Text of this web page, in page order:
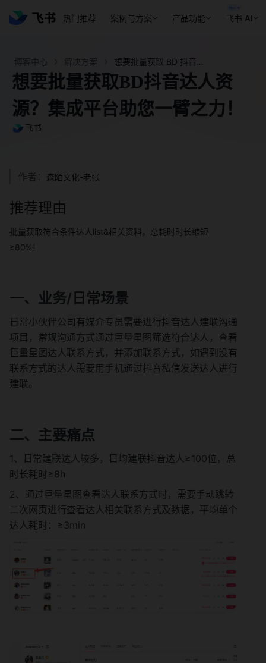
热门推荐 案例与方案 产品功能 飞书 AI
想要批量获取BD抖音达人资
源？集成平台助您一臂之力！
飞书
作者： 森陌文化-老张
推荐理由
批量获取符合条件达人list&相关资料，总耗时时长缩短
≥80%！
一、业务/日常场景
日常小伙伴公司有媒介专员需要进行抖音达人建联沟通
项目，常规沟通方式通过巨量星图筛选符合达人，查看
巨量星图达人联系方式，并添加联系方式，如遇到没有
联系方式的达人需要用手机通过抖音私信发送达人进行
建联。
二、主要痛点
1、日常建联达人较多，日均建联抖音达人≥100位，总
时长耗时≥8h
2、通过巨量星图查看达人联系方式时，需要手动跳转
二次网页进行查看达人相关联系方式及数据，平均单个
达人耗时：≥3min